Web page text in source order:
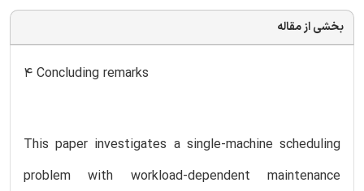
بخشی از مقاله
4 Concluding remarks
This paper investigates a single-machine scheduling
problem with workload-dependent maintenance